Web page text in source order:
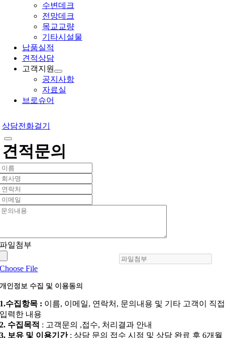
수변데크
전망데크
목교교량
기타시설물
납품실적
견적상담
고객지원
공지사항
자료실
브로슈어
상담전화걸기
견적문의
파일첨부
Choose File
개인정보 수집 및 이용동의
1.수집항목 : 이름, 이메일, 연락처, 문의내용 및 기타 고객이 직접
입력한 내용
2. 수집목적 : 고객문의 ,접수, 처리결과 안내
3. 보유 및 이용기간: 상담 문의 접수 시점 및 상담 완료 후 6개월